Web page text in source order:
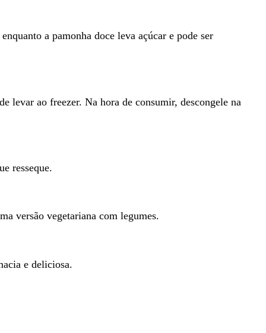
a pamonha doce leva açúcar e pode ser
levar ao freezer. Na hora de consumir, descongele na
resseque.
versão vegetariana com legumes.
e deliciosa.